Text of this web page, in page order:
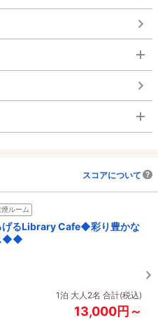
スコアについて
煙ルーム
げるLibrary Cafe◆彩り豊かな
◆◆
1泊 大人2名 合計(税込)
13,000円～